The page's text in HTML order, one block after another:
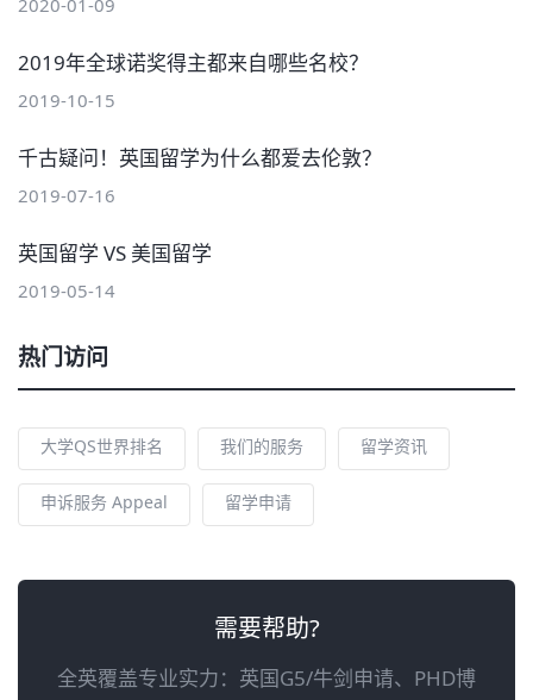
2019年全球诺奖得主都来自哪些名校？
2019-10-15
千古疑问！英国留学为什么都爱去伦敦？
2019-07-16
英国留学 VS 美国留学
2019-05-14
热门访问
大学QS世界排名 我们的服务 留学资讯
申诉服务 Appeal 留学申请
需要帮助?
全英覆盖专业实力：英国G5/牛剑申请、PHD博